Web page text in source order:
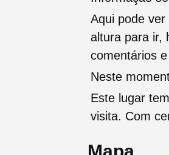
Aqui pode
altura para ir,
comentários
Neste
Este lugar
visita. Com